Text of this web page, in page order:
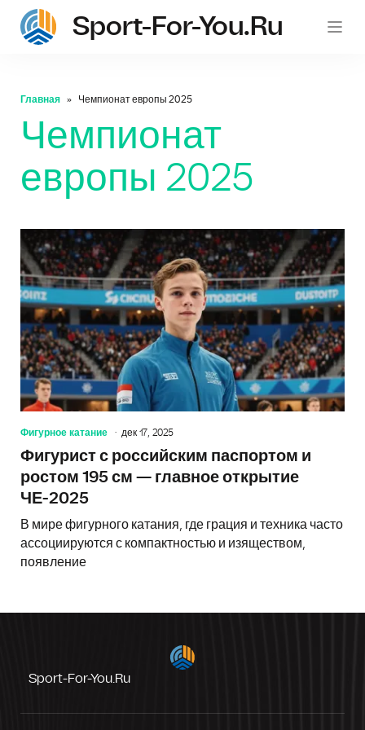
Sport-For-You.ru
Главная Чемпионат европы 2025
Чемпионат
европы 2025
Фигурное катание дек 17, 2025
Фигурист с российским паспортом и
ростом 195 см — главное открытие
ЧЕ-2025
В мире фигурного катания, где грация и техника часто
ассоциируются с компактностью и изяществом,
появление
Sport-For-You.ru